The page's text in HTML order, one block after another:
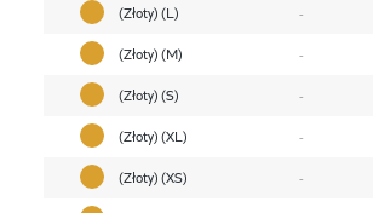
(Złoty) (L)
-
(Złoty) (M)
-
(Złoty) (S)
-
(Złoty) (XL)
-
(Złoty) (XS)
-